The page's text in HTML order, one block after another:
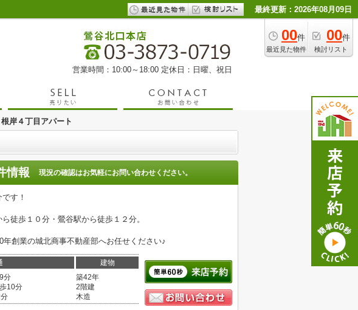
最終更新：2026年08月09日
00件
最近見た物件
00件
検討リスト
営業時間：10:00～18:00 定休日：日曜、祝日
根岸４丁目アパート
情報 現況の確認はお気軽にお問い合わせください。
す！
徒歩１０分・鶯谷駅から徒歩１２分。
創業の城北商事不動産部へお任せください♪
建物
分
10分
築42年
2階建
木造